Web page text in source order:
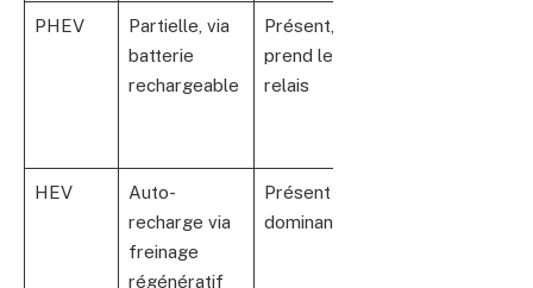
PHEV
Partielle, via
batterie
rechargeable
Présent,
prend le
relais
HEV
Auto-
recharge via
freinage
régénératif
Présent et
dominant